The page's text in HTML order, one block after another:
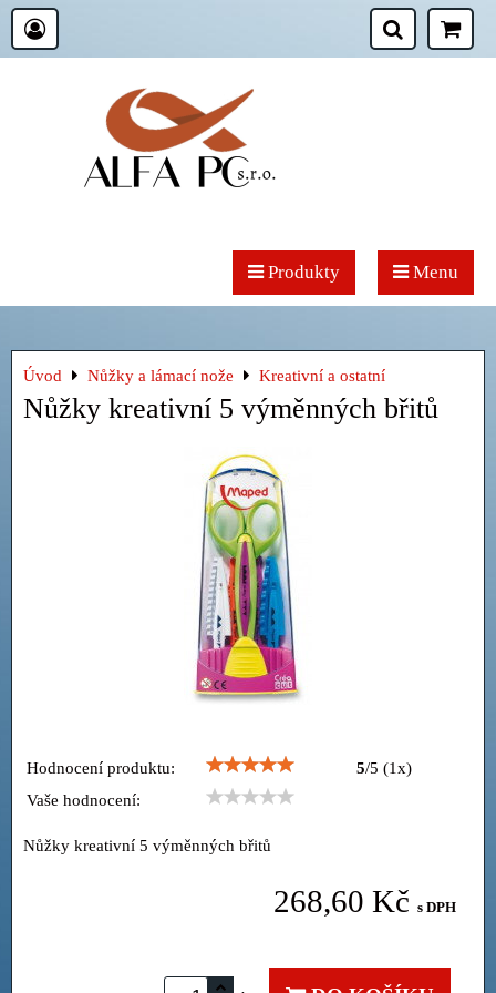
Produkty Menu
Úvod Nůžky a lámací nože Kreativní a ostatní
Nůžky kreativní 5 výměnných břitů
Hodnocení produktu: 5/5 (1x)
Vaše hodnocení:
Nůžky kreativní 5 výměnných břitů
268,60 Kč s DPH